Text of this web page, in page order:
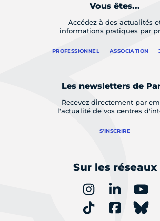
Vous êtes...
Accédez à des actualités
informations pratiques par
PROFESSIONNEL ASSOCIATION
Les newsletters de
Recevez directement par
l'actualité de vos centres
S'INSCRIRE
Sur les réseaux